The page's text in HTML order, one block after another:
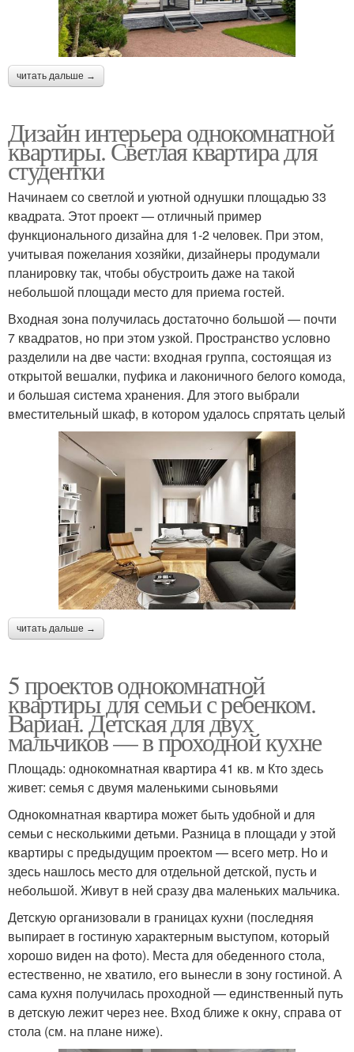
читать дальше →
Дизайн интерьера однокомнатной
квартиры. Светлая квартира для
студентки
Начинаем со светлой и уютной однушки площадью 33
квадрата. Этот проект — отличный пример
функционального дизайна для 1-2 человек. При этом,
учитывая пожелания хозяйки, дизайнеры продумали
планировку так, чтобы обустроить даже на такой
небольшой площади место для приема гостей.
Входная зона получилась достаточно большой — почти
7 квадратов, но при этом узкой. Пространство условно
разделили на две части: входная группа, состоящая из
открытой вешалки, пуфика и лаконичного белого комода,
и большая система хранения. Для этого выбрали
вместительный шкаф, в котором удалось спрятать целый
читать дальше →
5 проектов однокомнатной
квартиры для семьи с ребенком.
Вариан. Детская для двух
мальчиков — в проходной кухне
Площадь: однокомнатная квартира 41 кв. м Кто здесь
живет: семья с двумя маленькими сыновьями
Однокомнатная квартира может быть удобной и для
семьи с несколькими детьми. Разница в площади у этой
квартиры с предыдущим проектом — всего метр. Но и
здесь нашлось место для отдельной детской, пусть и
небольшой. Живут в ней сразу два маленьких мальчика.
Детскую организовали в границах кухни (последняя
выпирает в гостиную характерным выступом, который
хорошо виден на фото). Места для обеденного стола,
естественно, не хватило, его вынесли в зону гостиной. А
сама кухня получилась проходной — единственный путь
в детскую лежит через нее. Вход ближе к окну, справа от
стола (см. на плане ниже).